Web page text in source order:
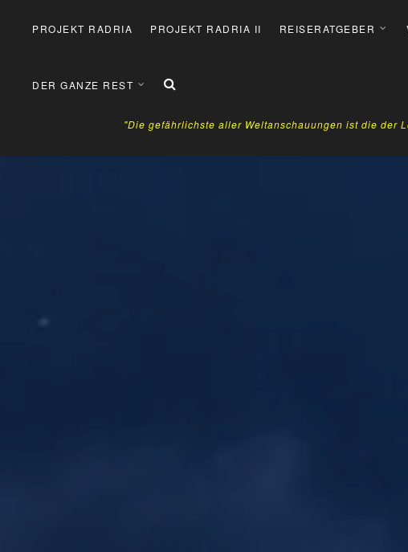
PROJEKT RADRIA PROJEKT RADRIA II REISERATGEBER
DER GANZE REST
"Die gefährlichste aller Weltanschauungen ist die der